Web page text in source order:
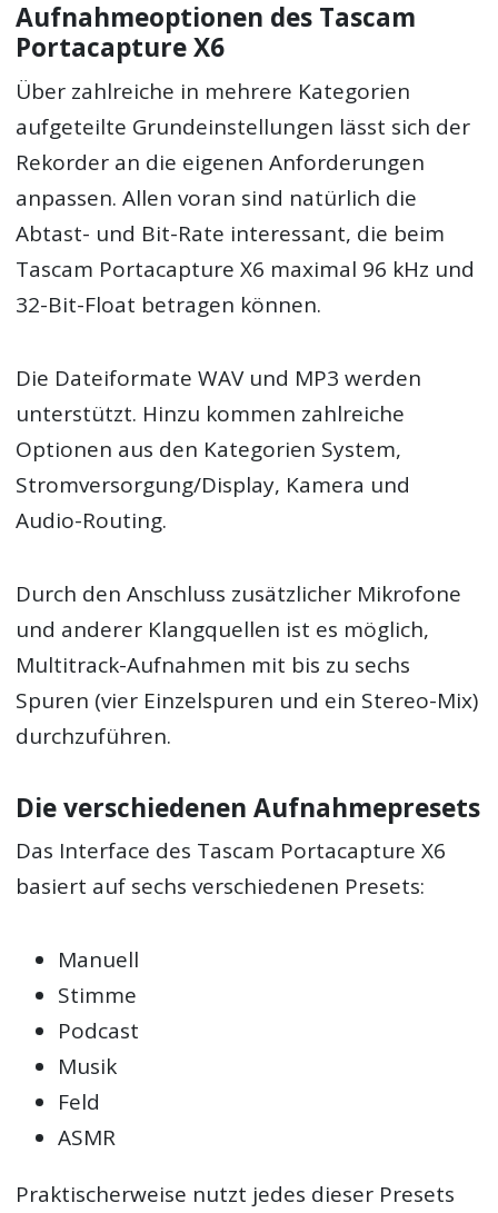
Aufnahmeoptionen des Tascam
Portacapture X6
Über zahlreiche in mehrere Kategorien
aufgeteilte Grundeinstellungen lässt sich der
Rekorder an die eigenen Anforderungen
anpassen. Allen voran sind natürlich die
Abtast- und Bit-Rate interessant, die beim
Tascam Portacapture X6 maximal 96 kHz und
32-Bit-Float betragen können.
Die Dateiformate WAV und MP3 werden
unterstützt. Hinzu kommen zahlreiche
Optionen aus den Kategorien System,
Stromversorgung/Display, Kamera und
Audio-Routing.
Durch den Anschluss zusätzlicher Mikrofone
und anderer Klangquellen ist es möglich,
Multitrack-Aufnahmen mit bis zu sechs
Spuren (vier Einzelspuren und ein Stereo-Mix)
durchzuführen.
Die verschiedenen Aufnahmepresets
Das Interface des Tascam Portacapture X6
basiert auf sechs verschiedenen Presets:
Manuell
Stimme
Podcast
Musik
Feld
ASMR
Praktischerweise nutzt jedes dieser Presets